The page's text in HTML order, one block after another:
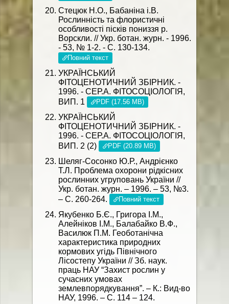
Стецюк Н.О., Бабаніна і.В.
Рослинність та флористичні
особливості пісків пониззя р.
Ворскли. // Укр. ботан. журн. - 1996.
- 53, № 1-2. - С. 130-134.
Повний текст
УКРАЇНСЬКИЙ
ФІТОЦЕНОТИЧНИЙ ЗБІРНИК. -
1996. - СЕР.А. ФІТОСОЦІОЛОГІЯ,
ВИП. 1
PDF (17.56 MB)
УКРАЇНСЬКИЙ
ФІТОЦЕНОТИЧНИЙ ЗБІРНИК. -
1996. - СЕР.А. ФІТОСОЦІОЛОГІЯ,
ВИП. 2 (2)
PDF (20.89 MB)
Шеляг-Сосонко Ю.Р., Андрієнко
Т.Л. Проблема охорони рідкісних
рослинних угруповань України //
Укр. ботан. журн. – 1996. – 53, №3.
– С. 260-264.
Повний текст
Якубенко Б.Є., Григора І.М.,
Алейніков І.М., Балабайко В.Ф.,
Василюк П.М. Геоботанічна
характеристика природних
кормових угідь Північного
Лісостепу України // Зб. наук.
праць НАУ “Захист рослин у
сучасних умовах
землевпорядкування”. – К.: Вид-во
НАУ, 1996. – С. 114 – 124.